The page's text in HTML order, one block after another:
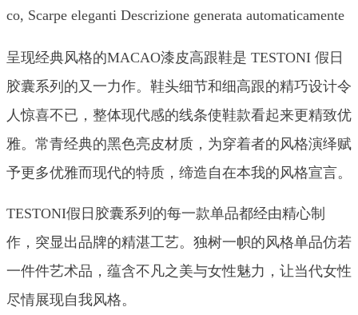
呈现经典风格的MACAO漆皮高跟鞋是 TESTONI 假日
胶囊系列的又一力作。鞋头细节和细高跟的精巧设计令
人惊喜不已，整体现代感的线条使鞋款看起来更精致优
雅。常青经典的黑色亮皮材质，为穿着者的风格演绎赋
予更多优雅而现代的特质，缔造自在本我的风格宣言。
TESTONI假日胶囊系列的每一款单品都经由精心制
作，突显出品牌的精湛工艺。独树一帜的风格单品仿若
一件件艺术品，蕴含不凡之美与女性魅力，让当代女性
尽情展现自我风格。